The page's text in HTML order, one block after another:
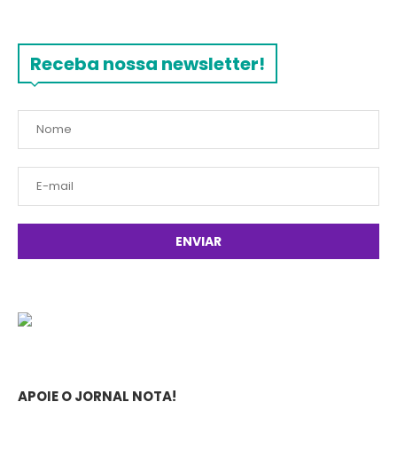
Receba nossa newsletter!
APOIE O JORNAL NOTA!